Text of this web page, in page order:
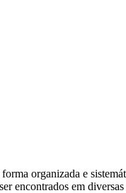
forma organizada e
encontrados em